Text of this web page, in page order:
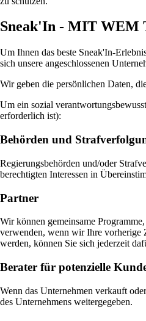
Sneak'In - MIT WEM
Um Ihnen das beste Sneak'In-
sich unsere angeschlossenen
Wir geben die persönlichen Daten,
Um ein sozial
erforderlich ist):
Behörden und
Regierungsbehörden und/oder
berechtigten Interessen in
Partner
Wir können gemeinsame
verwenden, wenn wir Ihre vorherige
werden, können Sie sich jederzeit
Berater für potenzielle
Wenn das Unternehmen verkauft
des Unternehmens weitergegeben.